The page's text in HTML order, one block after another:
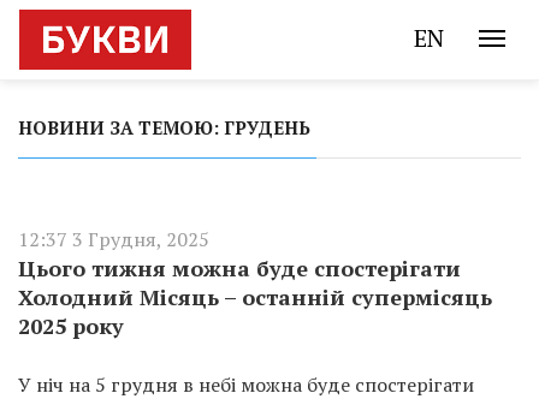
EN
НОВИНИ ЗА ТЕМОЮ: ГРУДЕНЬ
12:37 3 Грудня, 2025
Цього тижня можна буде спостерігати
Холодний Місяць – останній супермісяць
2025 року
У ніч на 5 грудня в небі можна буде спостерігати